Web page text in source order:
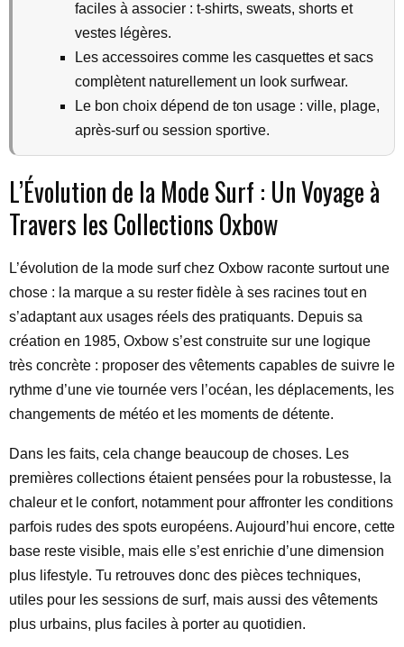
faciles à associer : t-shirts, sweats, shorts et
vestes légères.
Les accessoires comme les casquettes et sacs
complètent naturellement un look surfwear.
Le bon choix dépend de ton usage : ville, plage,
après-surf ou session sportive.
L’Évolution de la Mode Surf : Un Voyage à
Travers les Collections Oxbow
L’évolution de la mode surf chez Oxbow raconte surtout une
chose : la marque a su rester fidèle à ses racines tout en
s’adaptant aux usages réels des pratiquants. Depuis sa
création en 1985, Oxbow s’est construite sur une logique
très concrète : proposer des vêtements capables de suivre le
rythme d’une vie tournée vers l’océan, les déplacements, les
changements de météo et les moments de détente.
Dans les faits, cela change beaucoup de choses. Les
premières collections étaient pensées pour la robustesse, la
chaleur et le confort, notamment pour affronter les conditions
parfois rudes des spots européens. Aujourd’hui encore, cette
base reste visible, mais elle s’est enrichie d’une dimension
plus lifestyle. Tu retrouves donc des pièces techniques,
utiles pour les sessions de surf, mais aussi des vêtements
plus urbains, plus faciles à porter au quotidien.